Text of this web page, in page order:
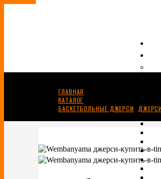
ГЛАВНАЯ
КАТАЛОГ
БАСКЕТБОЛЬНЫЕ ДЖЕРСИ